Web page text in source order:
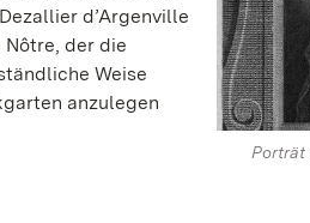
Porträt
d’Argenville
der die
Weise
anzulegen